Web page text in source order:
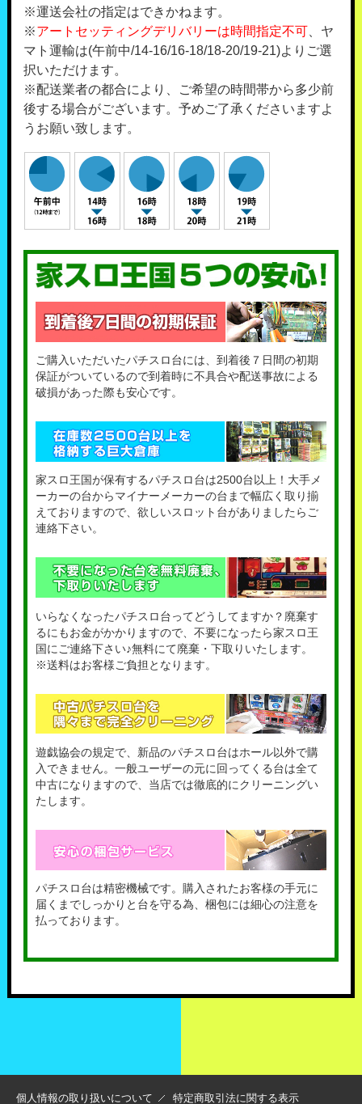
※運送会社の指定はできかねます。
※アートセッティングデリバリーは時間指定不可、ヤ
マト運輸は(午前中/14-16/16-18/18-20/19-21)よりご選
択いただけます。
※配送業者の都合により、ご希望の時間帯から多少前
後する場合がございます。予めご了承くださいますよ
うお願い致します。
ご購入いただいたパチスロ台には、到着後７日間の初期
保証がついているので到着時に不具合や配送事故による
破損があった際も安心です。
家スロ王国が保有するパチスロ台は2500台以上！大手メ
ーカーの台からマイナーメーカーの台まで幅広く取り揃
えておりますので、欲しいスロット台がありましたらご
連絡下さい。
いらなくなったパチスロ台ってどうしてますか？廃棄す
るにもお金がかかりますので、不要になったら家スロ王
国にご連絡下さい♪無料にて廃棄・下取りいたします。
※送料はお客様ご負担となります。
遊戯協会の規定で、新品のパチスロ台はホール以外で購
入できません。一般ユーザーの元に回ってくる台は全て
中古になりますので、当店では徹底的にクリーニングい
たします。
パチスロ台は精密機械です。購入されたお客様の手元に
届くまでしっかりと台を守る為、梱包には細心の注意を
払っております。
個人情報の取り扱いについて 特定商取引法に関する表示